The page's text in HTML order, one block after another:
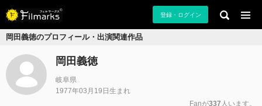
登録・ログイン
岡田義徳のプロフィール・出演関連作品
岡田義徳
岐阜県
1977年03月19日生まれ
Fanが337 人います。